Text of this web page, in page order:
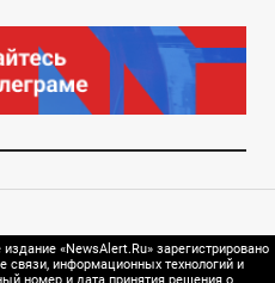
«NewsAlert.Ru» зарегистрировано
связи, информационных технологий и